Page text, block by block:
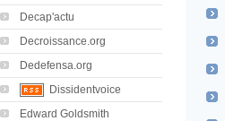
Decap'actu
Decroissance.org
Dedefensa.org
Dissidentvoice
Edward Goldsmith